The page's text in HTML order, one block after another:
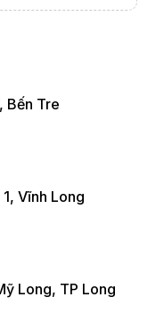
Bến Tre
Vĩnh Long
Long, TP Long